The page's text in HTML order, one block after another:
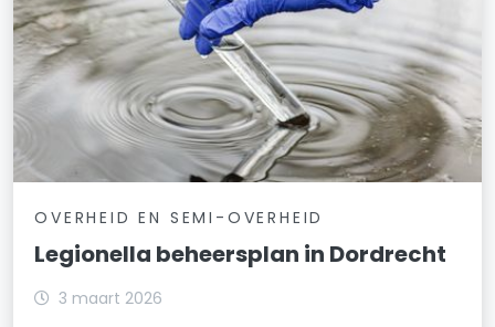
OVERHEID EN SEMI-OVERHEID
Legionella beheersplan in Dordrecht
3 maart 2026